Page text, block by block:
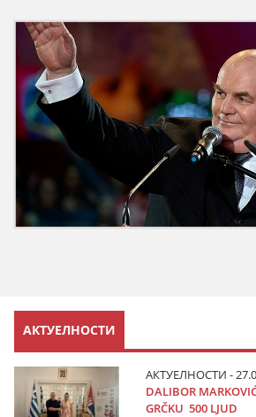
АКТУЕЛНОСТИ
АКТУЕЛНОСТИ -
DALIBOR
GRČKU 500 LJUD